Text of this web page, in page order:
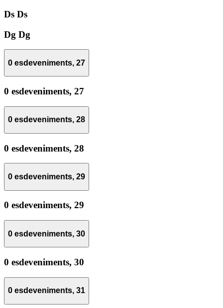
Ds Ds
Dg Dg
0 esdeveniments, 27
0 esdeveniments, 27
0 esdeveniments, 28
0 esdeveniments, 28
0 esdeveniments, 29
0 esdeveniments, 29
0 esdeveniments, 30
0 esdeveniments, 30
0 esdeveniments, 31